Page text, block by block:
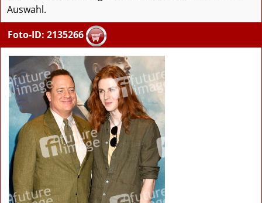
Auswahl.
Foto-ID: 2135266